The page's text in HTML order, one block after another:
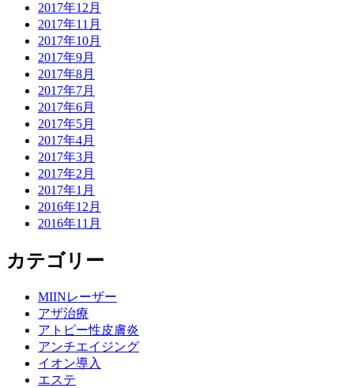
2017年12月
2017年11月
2017年10月
2017年9月
2017年8月
2017年7月
2017年6月
2017年5月
2017年4月
2017年3月
2017年2月
2017年1月
2016年12月
2016年11月
カテゴリー
MIINレーザー
アザ治療
アトピー性皮膚炎
アンチエイジング
イオン導入
エステ